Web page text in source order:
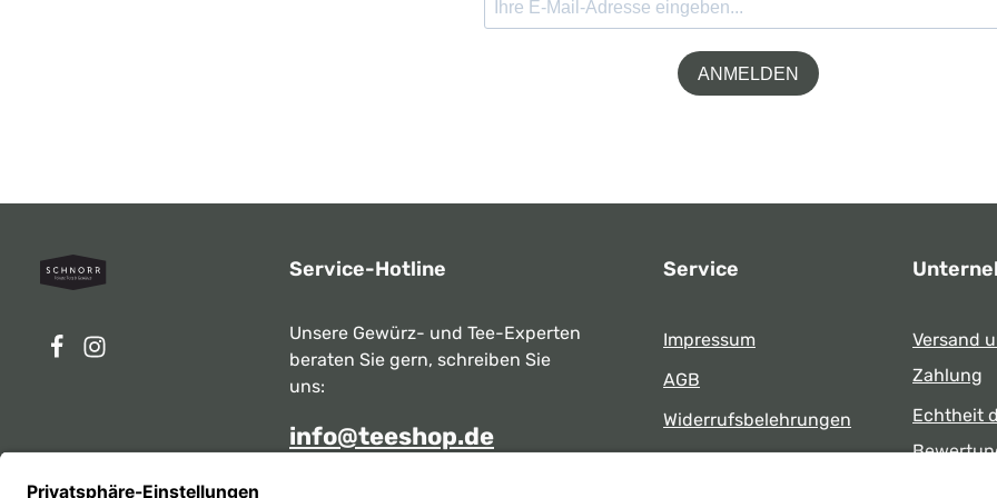
ANMELDEN
Service-Hotline
Unsere Gewürz- und Tee-Experten
beraten Sie gern, schreiben Sie
uns:
info@teeshop.de
Service
Impressum
AGB
Widerrufsbelehrungen
Datenschutz
Versand
Zahlung
Echtheit